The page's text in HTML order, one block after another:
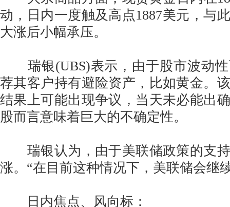
动，日内一度触及高点1887美元，与
大涨后小幅承压。
瑞银(UBS)表示，由于股市波动性
荐其客户持有避险资产，比如黄金。
结果上可能出现争议，当天未必能出
股而言意味着巨大的不确定性。
瑞银认为，由于美联储政策的支持
涨。“在目前这种情况下，美联储会继
日内焦点、风向标：